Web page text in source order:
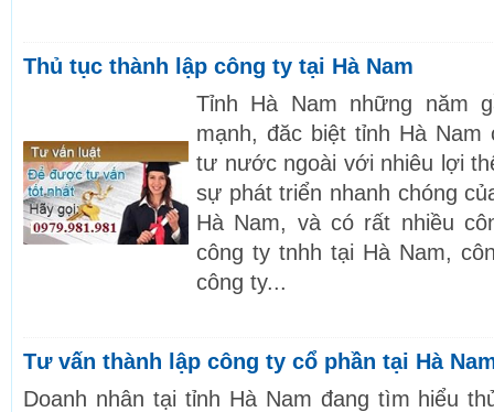
Thủ tục thành lập công ty tại Hà Nam
Tỉnh Hà Nam những năm
mạnh, đăc biệt tỉnh Hà
tư nước ngoài với nhiêu lợi
sự phát triển nhanh chóng
Hà Nam, và có rất nhiều
công ty tnhh tại Hà Nam,
công ty...
Tư vấn thành lập công ty cổ phần tại Hà
Doanh nhân tại tỉnh Hà Nam đang tìm hiểu